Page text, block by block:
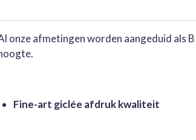
onze afmetingen worden aangeduid als
Fine-art giclée afdruk kwaliteit